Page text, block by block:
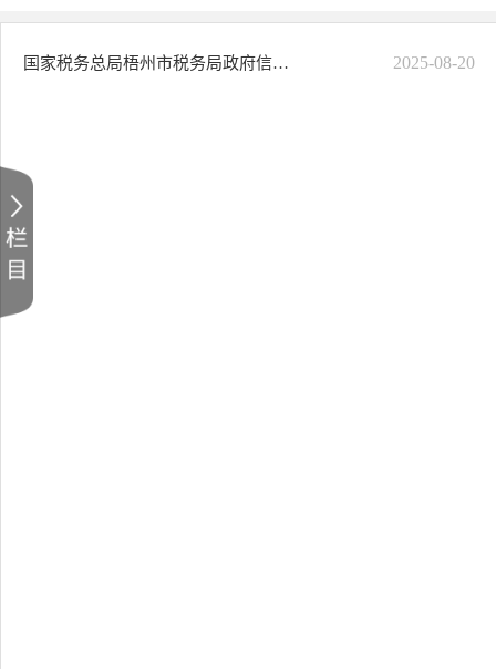
国家税务总局梧州市税务局政府信息公开指南 2025-08-20